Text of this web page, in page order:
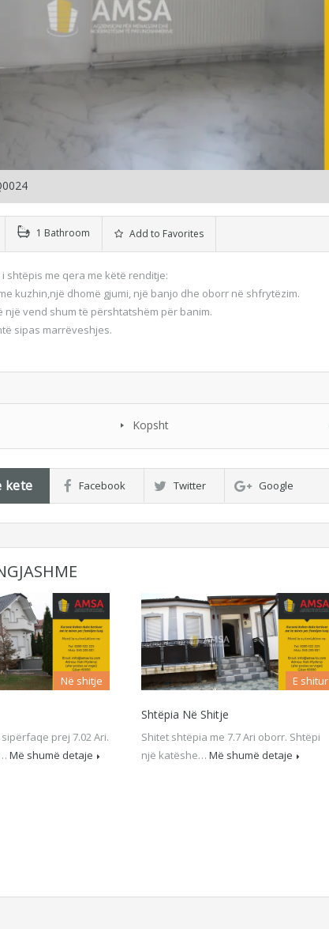
1 Bathroom Add to Favorites
shtëpis me qera me këtë renditje:
kuzhin,një dhomë gjumi, një banjo dhe oborr në shfrytëzim.
një vend shum të përshtatshëm për banim.
sipas marrëveshjes.
Kopsht
kete Facebook Twitter Google
Në shitje
prej 7.02 Ari.
Më shumë detaje
E shitur
Shtëpia Në Shitje
Shitet shtëpia me 7.7 Ari oborr. Shtëpi
një katëshe… Më shumë detaje